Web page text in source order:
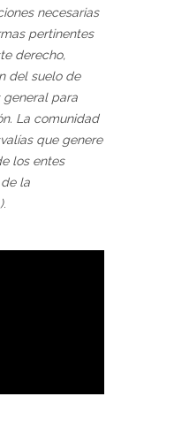
necesarias
pertinentes
derecho,
del suelo de
general para
La comunidad
que genere
los entes
la
.